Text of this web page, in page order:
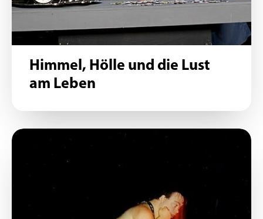
Himmel, Hölle und die Lust
am Leben